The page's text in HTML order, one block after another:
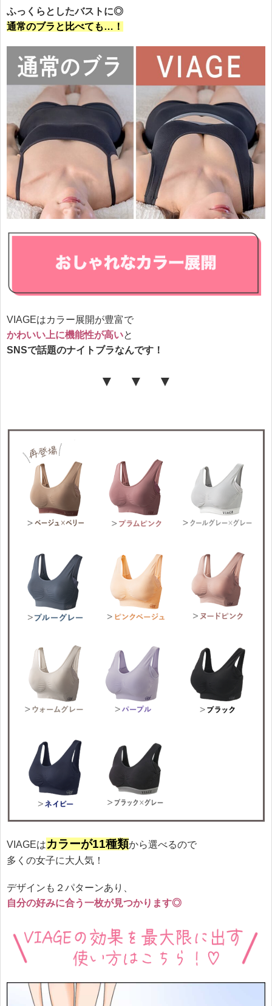
ふっくらとしたバストに◎
通常のブラと比べても…！
VIAGEはカラー展開が豊富で
かわいい上に機能性が高いと
SNSで話題のナイトブラなんです！
▼ ▼ ▼
VIAGEはカラーが11種類から選べるので
多くの女子に大人気！
デザインも２パターンあり、
自分の好みに合う一枚が見つかります◎